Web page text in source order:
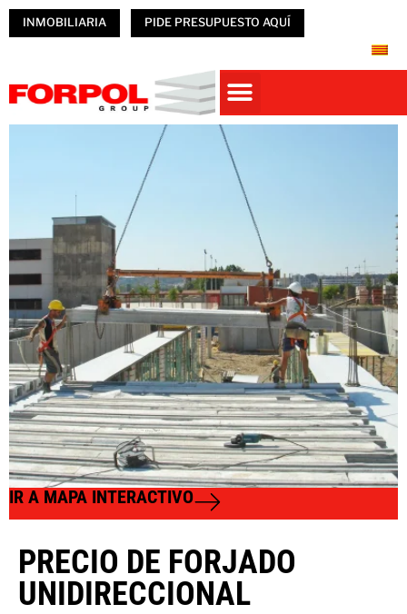
INMOBILIARIA PIDE PRESUPUESTO AQUÍ
IR A MAPA INTERACTIVO
PRECIO DE FORJADO
UNIDIRECCIONAL